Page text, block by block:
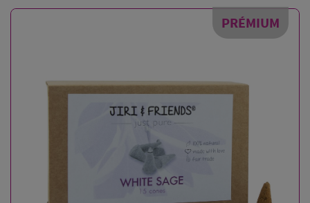
PRÉMIUM